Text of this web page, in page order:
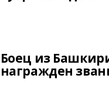
Боец из
награжден